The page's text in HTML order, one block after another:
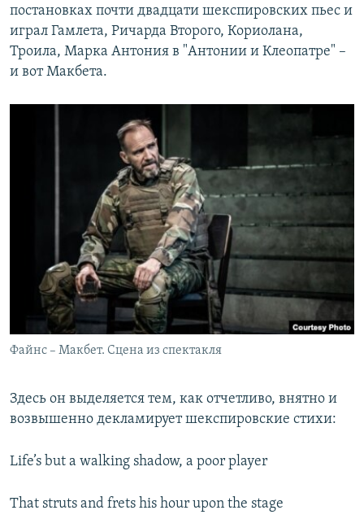
постановках почти двадцати шекспировских пьес и
играл Гамлета, Ричарда Второго, Кориолана,
Троила, Марка Антония в "Антонии и Клеопатре" –
и вот Макбета.
Файнс – Макбет. Сцена из спектакля
Здесь он выделяется тем, как отчетливо, внятно и
возвышенно декламирует шекспировские стихи:
Life’s but a walking shadow, a poor player
That struts and frets his hour upon the stage